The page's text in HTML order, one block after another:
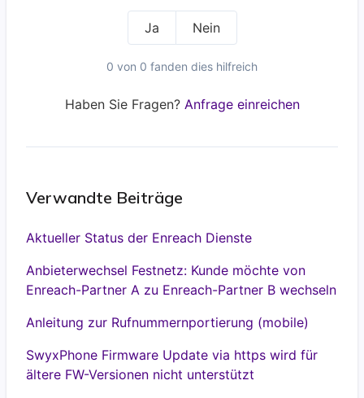
Ja Nein
0 von 0 fanden dies hilfreich
Haben Sie Fragen? Anfrage einreichen
Verwandte Beiträge
Aktueller Status der Enreach Dienste
Anbieterwechsel Festnetz: Kunde möchte von
Enreach-Partner A zu Enreach-Partner B wechseln
Anleitung zur Rufnummernportierung (mobile)
SwyxPhone Firmware Update via https wird für
ältere FW-Versionen nicht unterstützt